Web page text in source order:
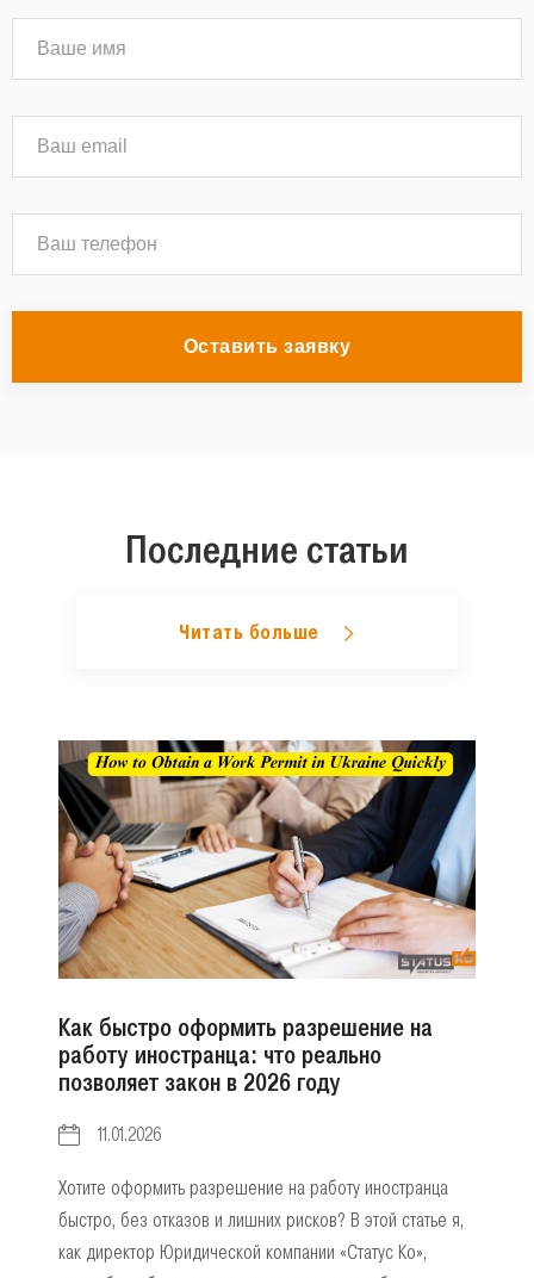
Оставить заявку
Последние статьи
Читать больше
Как быстро оформить разрешение на
работу иностранца: что реально
позволяет закон в 2026 году
11.01.2026
Хотите оформить разрешение на работу иностранца
быстро, без отказов и лишних рисков? В этой статье я,
как директор Юридической компании «Статус Ко»,